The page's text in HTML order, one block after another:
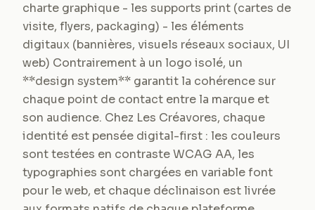
charte graphique - les supports print (cartes de
visite, flyers, packaging) - les éléments
digitaux (bannières, visuels réseaux sociaux, UI
web) Contrairement à un logo isolé, un
**design system** garantit la cohérence sur
chaque point de contact entre la marque et
son audience. Chez Les Créavores, chaque
identité est pensée digital-first : les couleurs
sont testées en contraste WCAG AA, les
typographies sont chargées en variable font
pour le web, et chaque déclinaison est livrée